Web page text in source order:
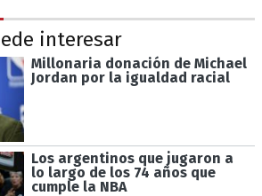
interesar
Millonaria donación de Michael
Jordan por la igualdad racial
Los argentinos que jugaron a
lo largo de los 74 años que
cumple la NBA